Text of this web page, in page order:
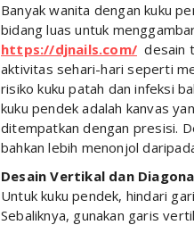
Banyak wanita dengan kuku
bidang luas untuk
https://djnails.com/ desain
aktivitas sehari-hari seperti
risiko kuku patah dan infeksi
kuku pendek adalah kanvas
ditempatkan dengan presisi.
bahkan lebih menonjol
Desain Vertikal dan
Untuk kuku pendek, hindari
Sebaliknya, gunakan garis